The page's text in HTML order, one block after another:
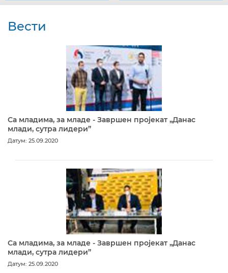
Вести
Са младима, за младе - Завршен пројекат „Данас
млади, сутра лидери”
Датум: 25.09.2020
Са младима, за младе - Завршен пројекат „Данас
млади, сутра лидери”
Датум: 25.09.2020